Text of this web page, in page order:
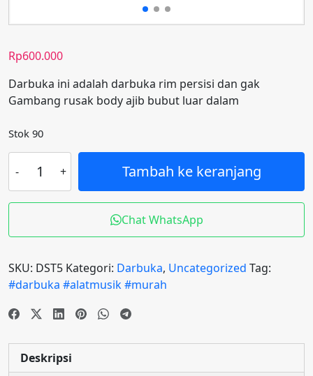
Rp600.000
Darbuka ini adalah darbuka rim persisi dan gak
Gambang rusak body ajib bubut luar dalam
Stok 90
(COD)#BIGPROMO#
Darbuka
Sombaty
Tambah ke keranjang
Chat WhatsApp
SKU: DST5 Kategori: Darbuka, Uncategorized Tag:
#darbuka #alatmusik #murah
Deskripsi